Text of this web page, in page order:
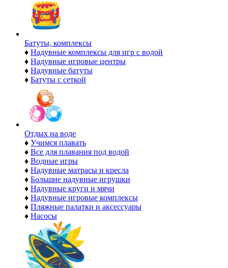
Батуты, комплексы
♦ Надувные комплексы для игр с водой
♦ Надувные игровые центры
♦ Надувные батуты
♦ Батуты с сеткой
Отдых на воде
♦ Учимся плавать
♦ Все для плавания под водой
♦ Водные игры
♦ Надувные матрасы и кресла
♦ Большие надувные игрушки
♦ Надувные круги и мячи
♦ Надувные игровые комплексы
♦ Пляжные палатки и аксессуары
♦ Насосы